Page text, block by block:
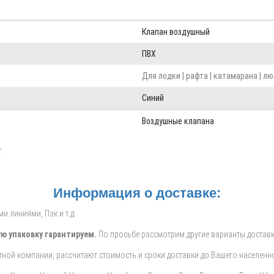
Клапан воздушный
ПВХ
Для лодки | рафта | катамарана |
Синий
Воздушные клапана
Информация о доставке:
линиями, Пэк и т.д.
упаковку гарантируем. По просьбе рассмотрим другие варианты
компании, рассчитают стоимость и сроки доставки до Вашего